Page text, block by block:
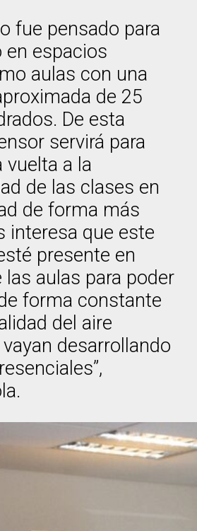
fue pensado para
en espacios
aulas con una
de 25
De esta
servirá para
vuelta a la
de las clases en
de forma más
interesa que este
presente en
las aulas para poder
forma constante
del aire
desarrollando